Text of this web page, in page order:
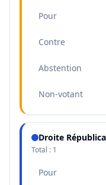
Pour
Contre
Abstention
Non-votant
Droite
Total : 1
Pour